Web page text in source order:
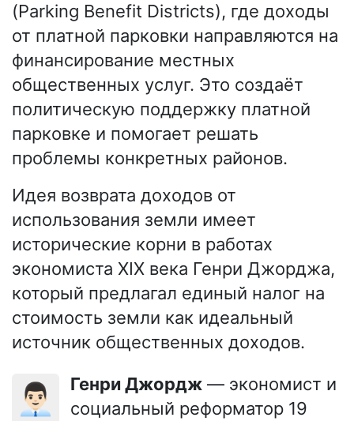
(Parking Benefit Districts), где доходы
от платной парковки направляются на
финансирование местных
общественных услуг. Это создаёт
политическую поддержку платной
парковке и помогает решать
проблемы конкретных районов.
Идея возврата доходов от
использования земли имеет
исторические корни в работах
экономиста XIX века Генри Джорджа,
который предлагал единый налог на
стоимость земли как идеальный
источник общественных доходов.
👨🏻‍💼 Генри Джордж — экономист и
социальный реформатор 19